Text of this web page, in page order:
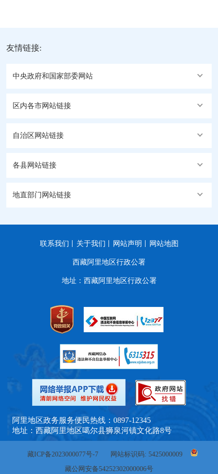
友情链接:
中央政府和国家部委网站
区内各市网站链接
自治区网站链接
各县网站链接
地直部门网站链接
联系我们 关于我们 网站声明 网站地图
西藏阿里地区行政公署
地址：西藏阿里地区行政公署
阿里地区政务服务便民热线：0897-12345
地址：西藏阿里地区噶尔县狮泉河镇文化路8号
藏ICP备2023000077号-7
网站标识码: 5425000009
藏公网安备54252302000006号